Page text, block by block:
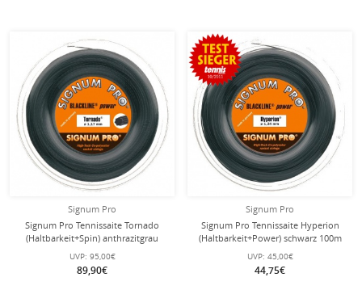
Signum Pro
Signum Pro Tennissaite Tornado
(Haltbarkeit+Spin) anthrazitgrau
200m Rolle
UVP: 95,00€
89,90€
Signum Pro
Signum Pro Tennissaite Hyperion
(Haltbarkeit+Power) schwarz 100m
Rolle
UVP: 45,00€
44,75€